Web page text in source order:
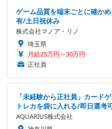
ゲーム品質を端末ごとに確か
有/土日祝休み
株式会社マノア・リノ
埼玉県
月給25万円～30万円
正社員
「未経験から正社員」カード
トレカを袋に入れる/即日選考
AQUARIUS株式会社